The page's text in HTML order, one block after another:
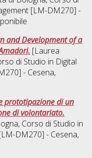
[LM-DM270] -
and Development of a
[Laurea
di Studio in Digital
- Cesena,
prototipazione di un
di volontariato.
Corso di Studio in
DM270] - Cesena,